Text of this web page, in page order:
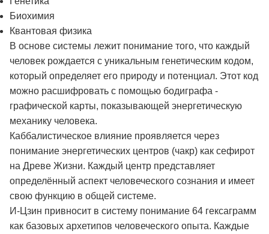
Биохимия
Квантовая физика
В основе системы лежит понимание того, что каждый
человек рождается с уникальным генетическим кодом,
который определяет его природу и потенциал. Этот код
можно расшифровать с помощью бодиграфа -
графической карты, показывающей энергетическую
механику человека.
Каббалистическое влияние проявляется через
понимание энергетических центров (чакр) как сефирот
на Древе Жизни. Каждый центр представляет
определённый аспект человеческого сознания и имеет
свою функцию в общей системе.
И-Цзин привносит в систему понимание 64 гексаграмм
как базовых архетипов человеческого опыта. Каждые